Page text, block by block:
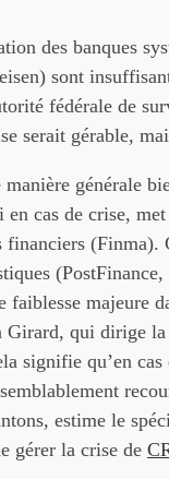
des banques
sont
fédérale de
serait gérable,
manière générale
en cas de crise,
financiers (Finma).
faiblesse majeure
Girard, qui dirige
signifie qu’en
estime le
gérer la crise de